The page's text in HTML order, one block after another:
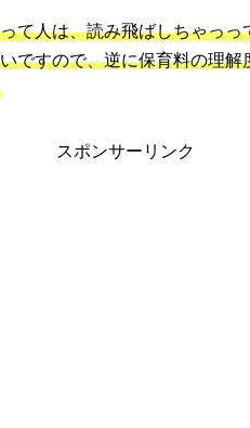
て人は、読み飛ばしちゃっ
ですので、逆に保育料の理
スポンサーリンク